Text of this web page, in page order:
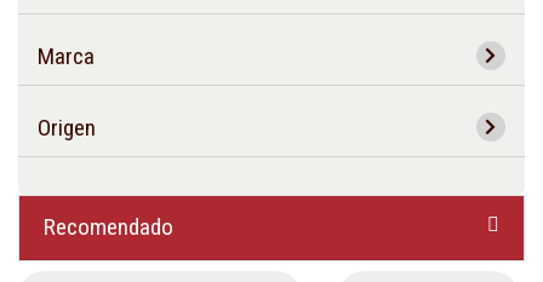
Marca
Origen
Recomendado